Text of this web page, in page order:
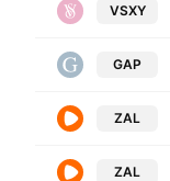
VSXY
GAP
ZAL
ZAL